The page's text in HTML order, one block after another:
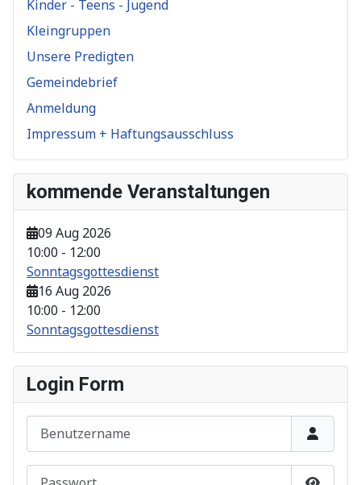
Kinder - Teens - Jugend
Kleingruppen
Unsere Predigten
Gemeindebrief
Anmeldung
Impressum + Haftungsausschluss
kommende Veranstaltungen
09 Aug 2026
10:00 - 12:00
Sonntagsgottesdienst
16 Aug 2026
10:00 - 12:00
Sonntagsgottesdienst
Login Form
Benutzername
Passwort